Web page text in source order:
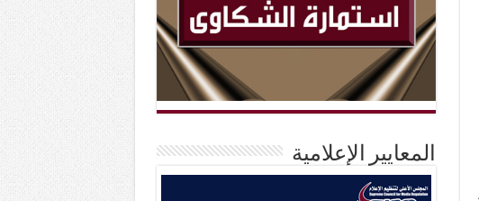
المعايير الإعلامية